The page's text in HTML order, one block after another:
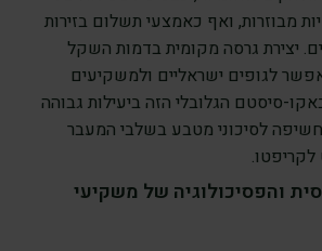
מבוזרות, ואף כאמצעי תשלום בזירות
יצירת גרסה מקומית בדמות השקל
לגופים ישראליים ולמשקיעים
סיסטם הגלובלי הזה ביעילות גבוהה
לסיכוני מטבע בשלבי המעבר
והפסיכולוגיה של משקיעי